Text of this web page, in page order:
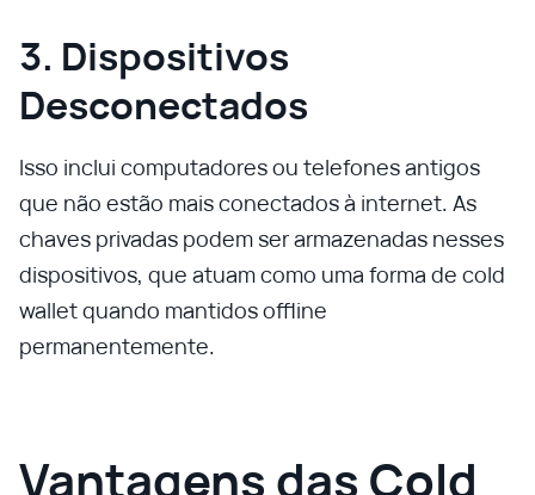
3. Dispositivos
Desconectados
Isso inclui computadores ou telefones antigos
que não estão mais conectados à internet. As
chaves privadas podem ser armazenadas nesses
dispositivos, que atuam como uma forma de cold
wallet quando mantidos offline
permanentemente.
Vantagens das Cold